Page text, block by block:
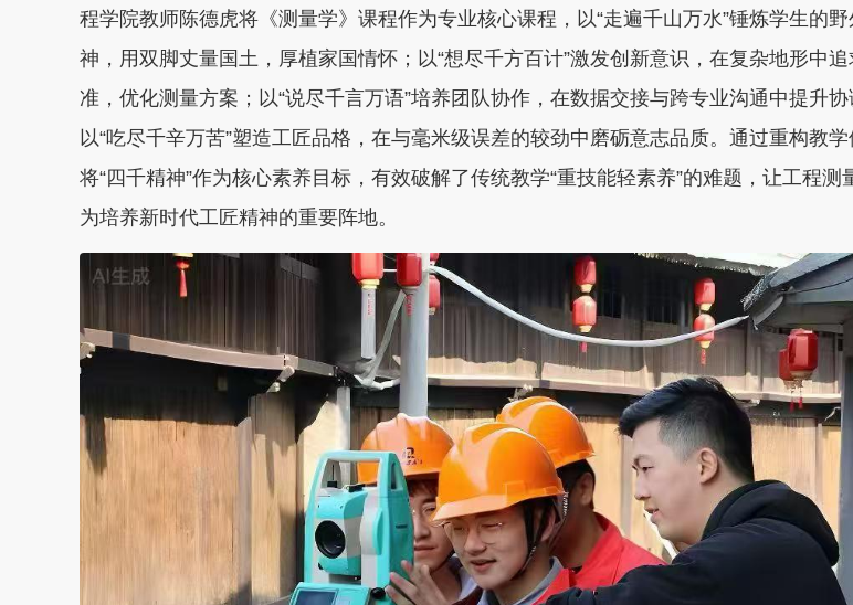
程学院教师陈德虎将《测量学》课程作为专业核心课程，以“走遍千山万水”锤炼学生的
神，用双脚丈量国土，厚植家国情怀；以“想尽千方百计”激发创新意识，在复杂地形中
准，优化测量方案；以“说尽千言万语”培养团队协作，在数据交接与跨专业沟通中提升协
以“吃尽千辛万苦”塑造工匠品格，在与毫米级误差的较劲中磨砺意志品质。通过重构教学
将“四千精神”作为核心素养目标，有效破解了传统教学“重技能轻素养”的难题，让工程测
为培养新时代工匠精神的重要阵地。